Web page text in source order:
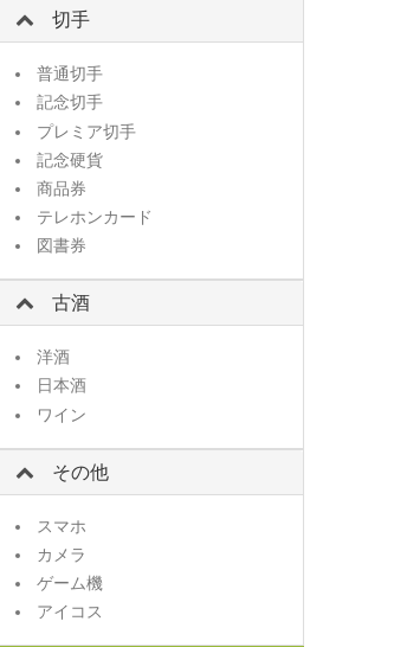
切手
普通切手
記念切手
プレミア切手
記念硬貨
商品券
テレホンカード
図書券
古酒
洋酒
日本酒
ワイン
その他
スマホ
カメラ
ゲーム機
アイコス